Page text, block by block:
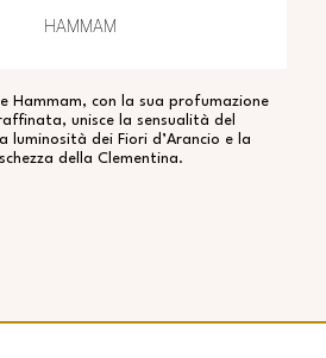
HAMMAM
Hammam, con la sua profumazione
unisce la sensualità del
luminosità dei Fiori d’Arancio e la
della Clementina.